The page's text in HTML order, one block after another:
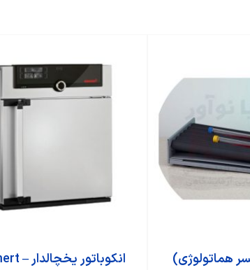
هماتولوژی)
انکوباتور یخچالدار – Memmert